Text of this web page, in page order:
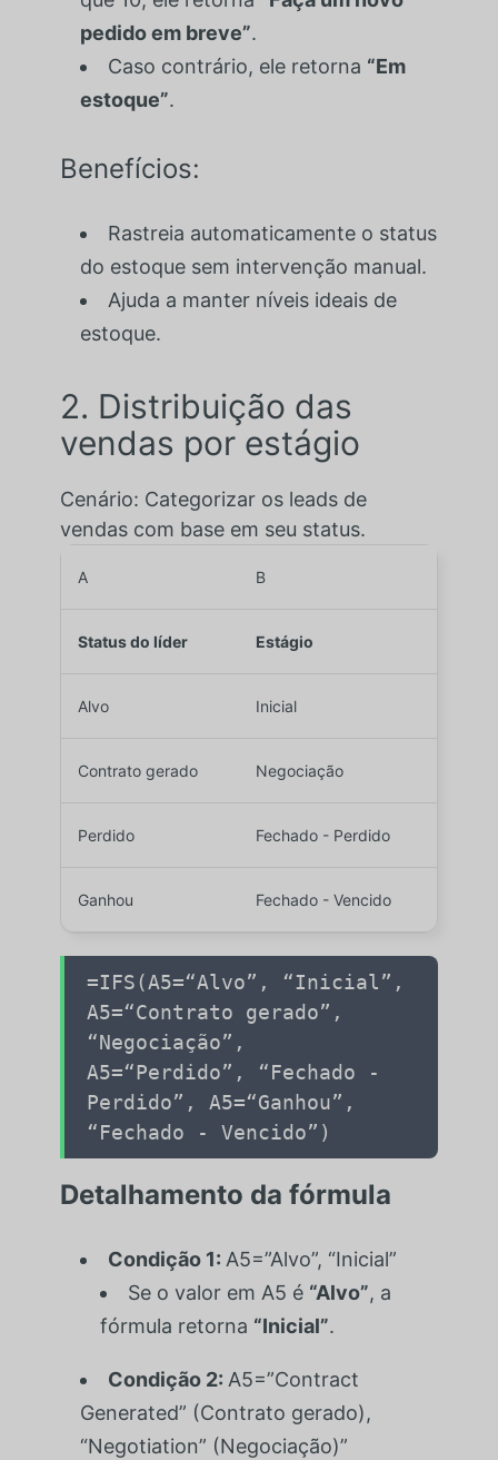
pedido em breve”.
Caso contrário, ele retorna “Em
estoque”.
Benefícios:
Rastreia automaticamente o status
do estoque sem intervenção manual.
Ajuda a manter níveis ideais de
estoque.
2. Distribuição das
vendas por estágio
Cenário: Categorizar os leads de
vendas com base em seu status.
A B
Status do líder Estágio
Alvo Inicial
Contrato gerado Negociação
Perdido Fechado - Perdido
Ganhou Fechado - Vencido
=IFS(A5=“Alvo” , “Inicial” ,
A5=“Contrato gerado” ,
“Negociação” ,
A5=“Perdido” ,
“Fechado -
Perdido” , A5=“Ganhou” ,
“Fechado - Vencido” )
Detalhamento da fórmula
Condição 1: A5=”Alvo”, “Inicial”
Se o valor em A5 é “Alvo”, a
fórmula retorna “Inicial”.
Condição 2: A5=”Contract
Generated” (Contrato gerado),
“Negotiation” (Negociação)”